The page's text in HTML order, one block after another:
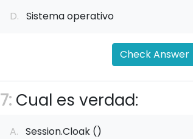
D. Sistema operativo
Check Answer
7: Cual es verdad:
A. Session.Cloak ()